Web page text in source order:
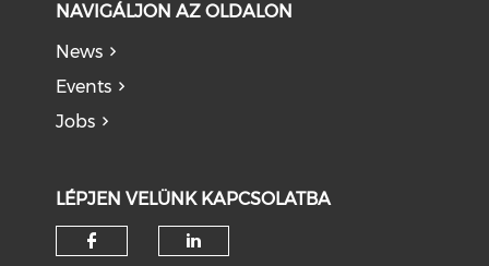
NAVIGÁLJON AZ OLDALON
News
Events
Jobs
LÉPJEN VELÜNK KAPCSOLATBA